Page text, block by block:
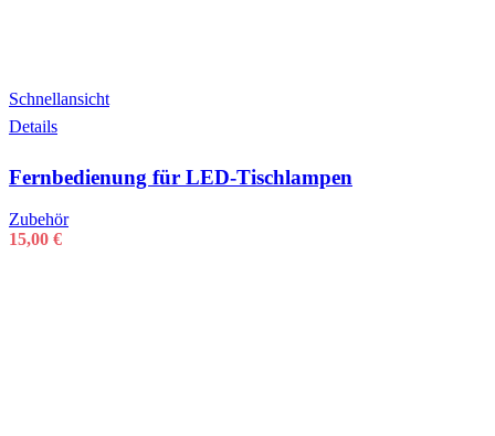
Schnellansicht
Details
Fernbedienung für LED-Tischlampen
Zubehör
15,00 €